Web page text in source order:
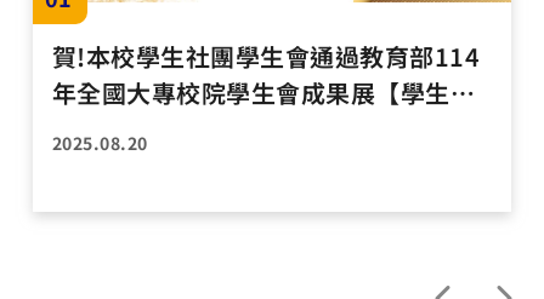
賀!本校學生社團學生會通過教育部114
年全國大專校院學生會成果展【學生權
益、年度計畫暨財務制度、選舉制度】3
2025.08.20